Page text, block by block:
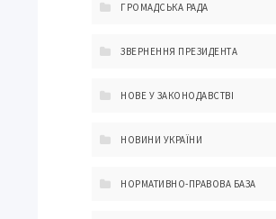
ГРОМАДСЬКА РАДА
ЗВЕРНЕННЯ ПРЕЗИДЕНТА
НОВЕ У ЗАКОНОДАВСТВІ
НОВИНИ УКРАЇНИ
НОРМАТИВНО-ПРАВОВА БАЗА